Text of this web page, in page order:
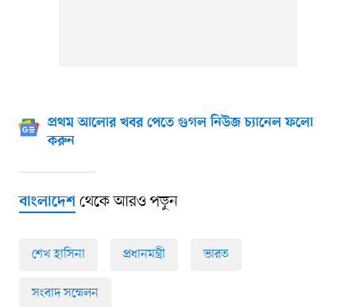
প্রথম আলোর খবর পেতে গুগল নিউজ চ্যানেল ফলো
করুন
বাংলাদেশথেকে আরও পড়ুন
শেখ হাসিনা প্রধানমন্ত্রী ভারত
সংবাদ সম্মেলন